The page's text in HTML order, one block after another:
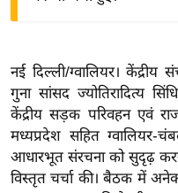
वि
शे
ष
ज्ञ
रा
नई दिल्ली/ग्वालियर। केंद्रीय
गुना सांसद ज्योतिरादित्य
केंद्रीय सड़क परिवहन एवं
मध्यप्रदेश सहित
आधारभूत संरचना को सुदृढ़
विस्तृत चर्चा की। बैठक में